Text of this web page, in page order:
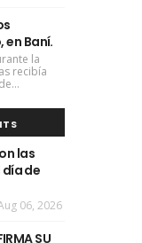
en Baní.
la
recibía
las
de
06, 2026
SU